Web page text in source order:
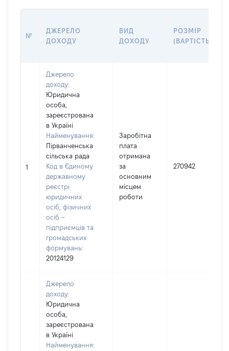
№
ДЖЕРЕЛО
ДОХОДУ
ВИД
ДОХОДУ
РОЗМІР
(ВАРТІСТЬ)
1
Джерело
доходу:
Юридична
особа,
зареєстрована
в Україні
Найменування:
Пірванченська
сільська рада
Код в Єдиному
державному
реєстрі
юридичних
осіб, фізичних
осіб –
підприємців та
громадських
формувань:
20124129
Заробітна
плата
отримана
за
основним
місцем
роботи
270942
Джерело
доходу:
Юридична
особа,
зареєстрована
в Україні
Найменування: